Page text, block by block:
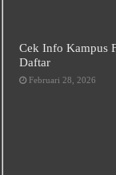
Cek Info Kampus
Daftar
Februari 28, 2026